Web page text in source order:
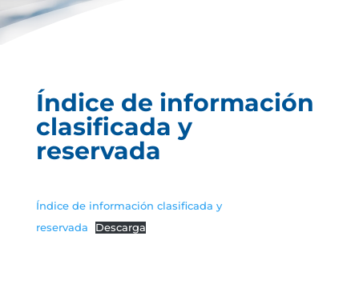
Índice de información
clasificada y
reservada
Índice de información clasificada y
reservada
Descarga